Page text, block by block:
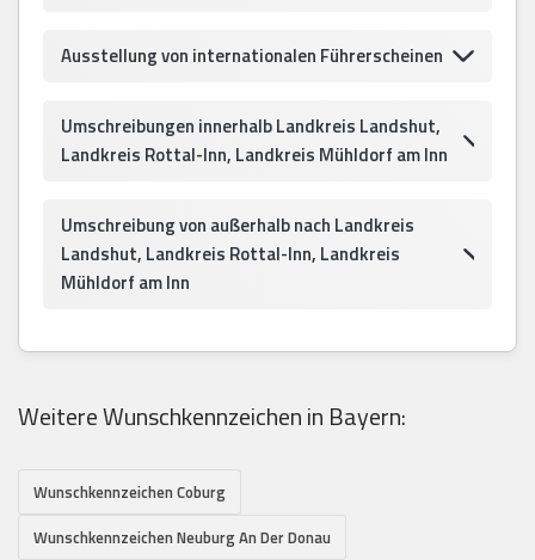
Ausstellung von internationalen Führerscheinen
Umschreibungen innerhalb Landkreis Landshut,
Landkreis Rottal-Inn, Landkreis Mühldorf am Inn
Umschreibung von außerhalb nach Landkreis
Landshut, Landkreis Rottal-Inn, Landkreis
Mühldorf am Inn
Weitere Wunschkennzeichen in Bayern:
Wunschkennzeichen Coburg
Wunschkennzeichen Neuburg An Der Donau